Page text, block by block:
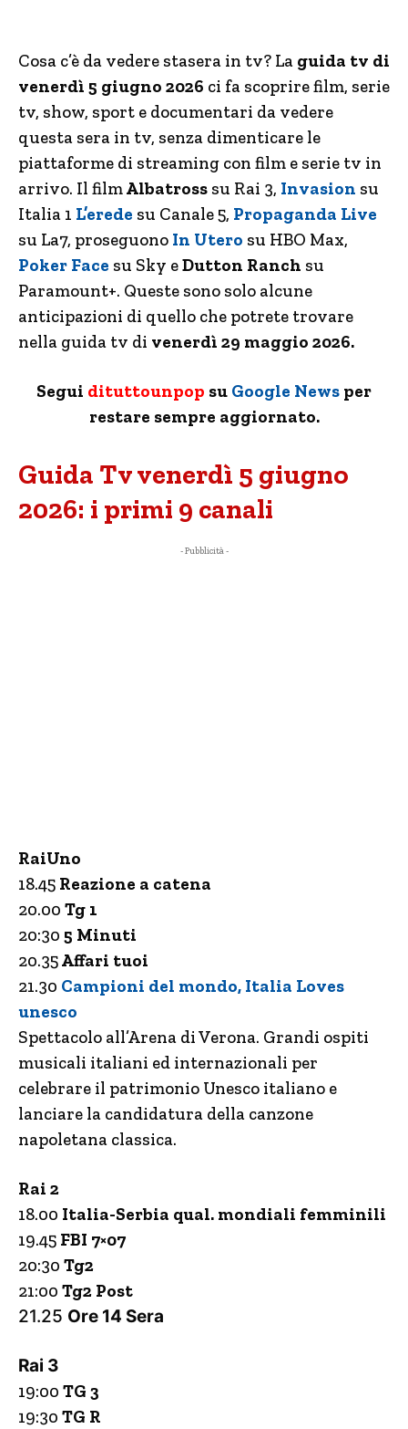
Cosa c’è da vedere stasera in tv? La guida tv di
venerdì 5 giugno 2026 ci fa scoprire film, serie
tv, show, sport e documentari da vedere
questa sera in tv, senza dimenticare le
piattaforme di streaming con film e serie tv in
arrivo. Il filmAlbatross su Rai 3, Invasion su
Italia 1 L’erede su Canale 5, Propaganda Live
su La7, proseguono In Utero su HBO Max,
Poker Face su Sky eDutton Ranch su
Paramount+. Queste sono solo alcune
anticipazioni di quello che potrete trovare
nella guida tv di venerdì 29 maggio 2026.
Segui dituttounpop su Google News per
restare sempre aggiornato.
Guida Tv venerdì 5 giugno
2026: i primi 9 canali
- Pubblicità -
RaiUno
18.45 Reazione a catena
20.00 Tg 1
20:30 5 Minuti
20.35Affari tuoi
21.30 Campioni del mondo, Italia Loves
unesco
Spettacolo all’Arena di Verona. Grandi ospiti
musicali italiani ed internazionali per
celebrare il patrimonio Unesco italiano e
lanciare la candidatura della canzone
napoletana classica.
Rai 2
18.00 Italia-Serbia qual. mondiali femminili
19.45 FBI 7×07
20:30 Tg2
21:00 Tg2 Post
21.25 Ore 14 Sera
Rai 3
19:00 TG 3
19:30 TG R